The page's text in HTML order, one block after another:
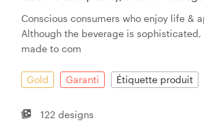
Conscious consumers who enjoy life &
Although the beverage is
made to com
Gold Garanti Étiquette produit
122 designs